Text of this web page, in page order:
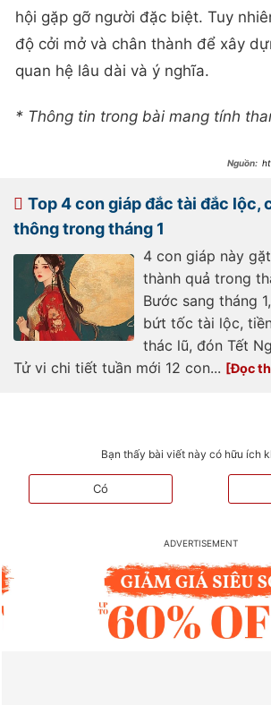
hội gặp gỡ người đặc biệt. Tuy
độ cởi mở và chân thành để xây
quan hệ lâu dài và ý nghĩa.
* Thông tin trong bài mang tính
nhan-
trong-su-
Top 4 con giáp đắc tài đắc lộc,
thông trong tháng 1
4 con giáp này
thành quả trong
Bước sang tháng
bứt tốc tài lộc,
thác lũ, đón Tết
Tử vi chi tiết tuần mới 12 con...
Bạn thấy bài viết này có hữu ích
Có